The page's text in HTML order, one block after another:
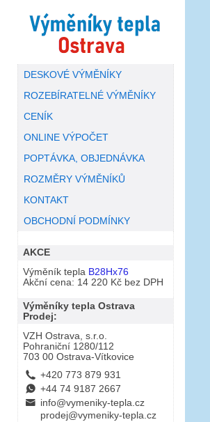
DESKOVÉ VÝMĚNÍKY
ROZEBÍRATELNÉ VÝMĚNÍKY
CENÍK
ONLINE VÝPOČET
POPTÁVKA, OBJEDNÁVKA
ROZMĚRY VÝMĚNÍKŮ
KONTAKT
OBCHODNÍ PODMÍNKY
AKCE
Výměník tepla B28Hx76
Akční cena: 14 220 Kč bez DPH
Výměníky tepla Ostrava
Prodej:
VZH Ostrava, s.r.o.
Pohraniční 1280/112
703 00 Ostrava-Vítkovice
L +420 773 879 931
E +44 74 9187 2667
B info@vymeniky-tepla.cz
prodej@vymeniky-tepla.cz